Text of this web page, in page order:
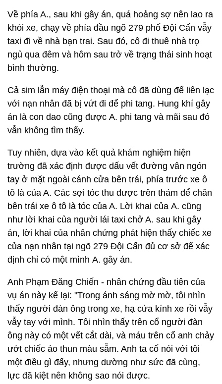
Về phía A., sau khi gây án, quá hoảng sợ nên lao ra
khỏi xe, chạy về phía đầu ngõ 279 phố Đội Cấn vẫy
taxi đi về nhà bạn trai. Sau đó, cô đi thuê nhà trọ
ngủ qua đêm và hôm sau trở về trạng thái sinh hoạt
bình thường.
Cả sim lẫn máy điện thoại mà cô đã dùng để liên lạc
với nạn nhân đã bị vứt đi để phi tang. Hung khí gây
án là con dao cũng được A. phi tang và mãi sau đó
vẫn không tìm thấy.
Tuy nhiên, dựa vào kết quả khám nghiệm hiện
trường đã xác định được dấu vết đường vân ngón
tay ở mặt ngoài cánh cửa bên trái, phía trước xe ô
tô là của A. Các sợi tóc thu được trên thảm để chân
bên trái xe ô tô là tóc của A. Lời khai của A. cũng
như lời khai của người lái taxi chở A. sau khi gây
án, lời khai của nhân chứng phát hiện thấy chiếc xe
của nạn nhân tại ngõ 279 Đội Cấn đủ cơ sở để xác
định chỉ có một mình A. gây án.
Anh Phạm Đăng Chiến - nhân chứng đầu tiên của
vụ án này kể lại: "Trong ánh sáng mờ mờ, tôi nhìn
thấy người đàn ông trong xe, hạ cửa kính xe rồi vẫy
vẫy tay với mình. Tôi nhìn thấy trên cổ người đàn
ông này có một vết cắt dài, và máu trên cổ anh chảy
ướt chiếc áo thun màu sẫm. Anh ta cố nói với tôi
một điều gì đấy, nhưng dường như sức đã cùng,
lực đã kiệt nên không sao nói được.